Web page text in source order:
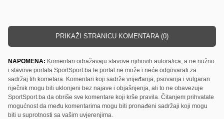
PRIKAŽI STRANICU KOMENTARA (0)
NAPOMENA: Komentari odražavaju stavove njihovih autora/ica, a ne nužno
i stavove portala SportSport.ba te portal ne može i neće odgovarati za
sadržaj tih kometara. Komentari koji sadrže vrijeđanja, psovanja i vulgaran
riječnik mogu biti uklonjeni bez najave i objašnjenja, ali to ne obavezuje
SportSport.ba da obriše sve komentare koji krše pravila. Čitanjem prihvatate
mogućnost da među komentarima mogu biti pronađeni sadržaji koji mogu
biti u suprotnosti sa vašim uvjerenjima.